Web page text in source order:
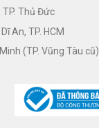
TP. Thủ Đức
An, TP. HCM
(TP. Vũng Tàu cũ)